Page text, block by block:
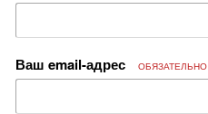
Ваш email-адрес ОБЯЗАТЕЛЬНО